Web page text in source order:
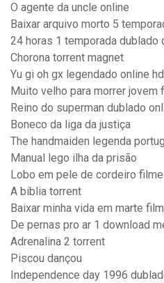
O agente da uncle online
Baixar arquivo morto 5
24 horas 1 temporada dublado
Chorona torrent magnet
Yu gi oh gx legendado online hd
Muito velho para morrer jovem
Reino do superman dublado
Boneco da liga da justiça
The handmaiden legenda
Manual lego ilha da prisão
Lobo em pele de cordeiro
A biblia torrent
Baixar minha vida em marte
De pernas pro ar 1 download
Adrenalina 2 torrent
Piscou dançou
Independence day 1996